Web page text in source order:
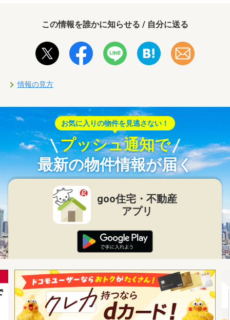
この情報を誰かに知らせる / 自分に送る
情報の見方
お気に入りの物件を見逃さない！
プッシュ通知で
最新の物件情報が届く
goo住宅・不動産
アプリ